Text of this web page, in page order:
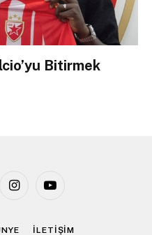
Bitirmek
InstagramYouTube
İLETİŞİM